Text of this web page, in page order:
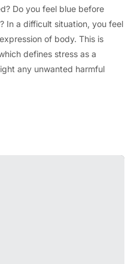
Do you feel blue before
In a difficult situation, you feel
of body. This is
defines stress as a
any unwanted harmful